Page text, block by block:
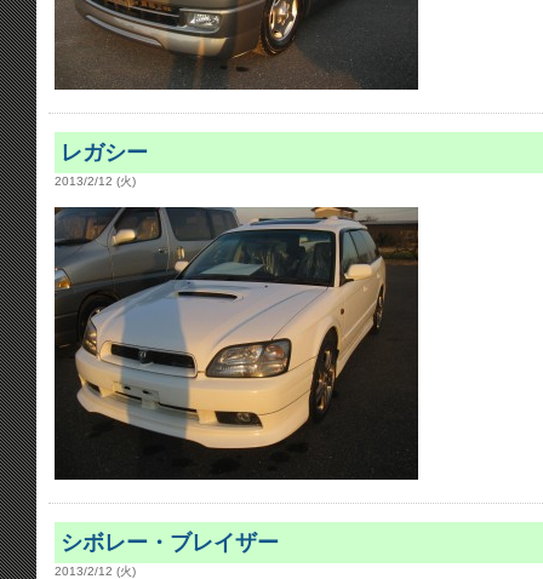
レガシー
2013/2/12 (火)
シボレー・ブレイザー
2013/2/12 (火)